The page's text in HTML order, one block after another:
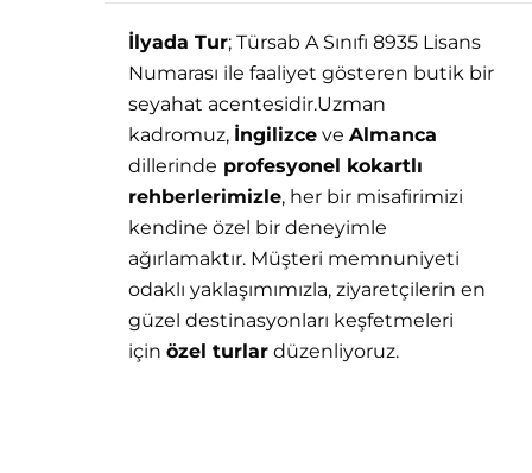
İlyada Tur; Türsab A Sınıfı 8935 Lisans
Numarası ile faaliyet gösteren butik bir
seyahat acentesidir.Uzman
kadromuz, İngilizce ve Almanca
dillerinde profesyonel kokartlı
rehberlerimizle, her bir misafirimizi
kendine özel bir deneyimle
ağırlamaktır. Müşteri memnuniyeti
odaklı yaklaşımımızla, ziyaretçilerin en
güzel destinasyonları keşfetmeleri
için özel turlar düzenliyoruz.